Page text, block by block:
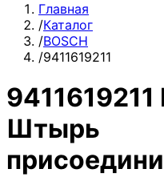
Главная
/Каталог
/BOSCH
/9411619211
Штырь